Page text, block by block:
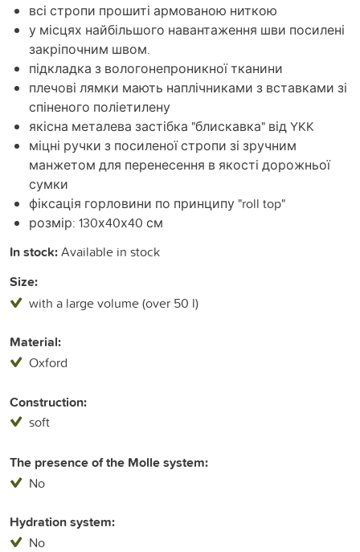
всі стропи прошиті армованою ниткою
у місцях найбільшого навантаження шви посилені
закріпочним швом.
підкладка з вологонепроникної тканини
плечові лямки мають наплічниками з вставками зі
спіненого поліетилену
якісна металева застібка "блискавка" від YKK
міцні ручки з посиленої стропи зі зручним
манжетом для перенесення в якості дорожньої
сумки
фіксація горловини по принципу "roll top"
розмір: 130х40х40 см
In stock:Available in stock
Size:
with a large volume (over 50 l)
Material:
Oxford
Construction:
soft
The presence of the Molle system:
No
Hydration system:
No